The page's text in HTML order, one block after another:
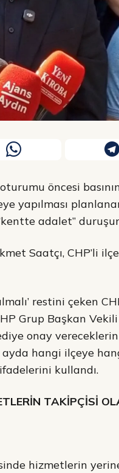
öncesi
yapılması
adalet”
Saatçı, CHP’li
restini çeken
Grup Başkan
onay
hangi ilçeye
kullandı.
TAKİPÇİSİ
hizmetlerin